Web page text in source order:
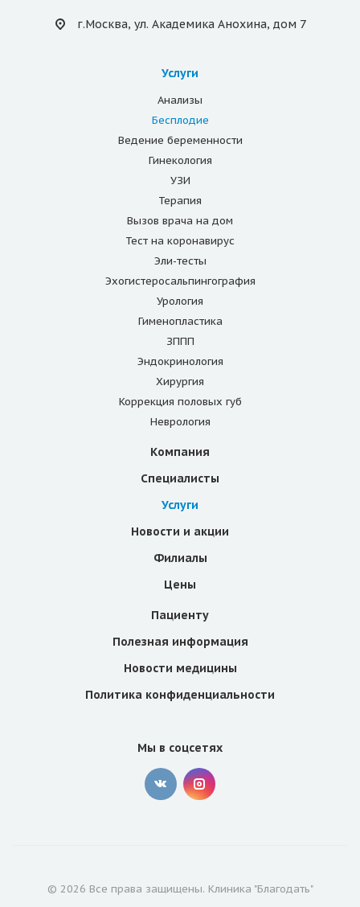
г.Москва, ул. Академика Анохина, дом 7
Услуги
Анализы
Бесплодие
Ведение беременности
Гинекология
УЗИ
Терапия
Вызов врача на дом
Тест на коронавирус
Эли-тесты
Эхогистеросальпингография
Урология
Гименопластика
ЗППП
Эндокринология
Хирургия
Коррекция половых губ
Неврология
Компания
Специалисты
Услуги
Новости и акции
Филиалы
Цены
Пациенту
Полезная информация
Новости медицины
Политика конфиденциальности
Мы в соцсетях
© 2026 Все права защищены. Клиника "Благодать"